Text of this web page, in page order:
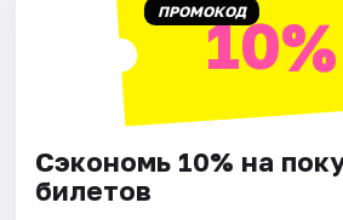
ПРОМОКОД10%
Сэкономь 10% на
билетов